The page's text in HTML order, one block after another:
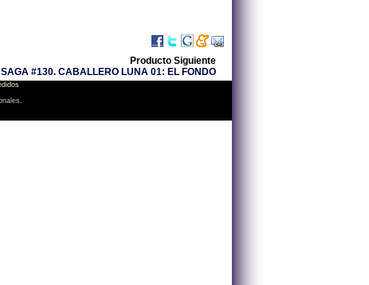
Producto Siguiente
#130. CABALLERO LUNA 01: EL FONDO